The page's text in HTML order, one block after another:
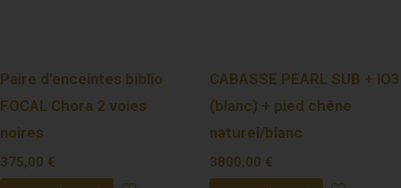
Paire d’enceintes biblio
FOCAL Chora 2 voies
noires
375,00 €
CABASSE PEARL SUB + IO3
(blanc) + pied chêne
naturel/blanc
3800,00 €